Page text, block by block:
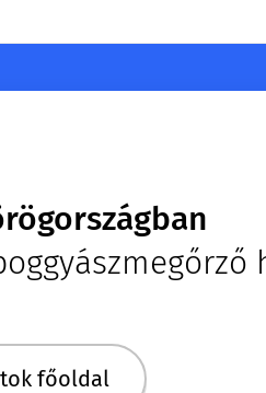
főoldal